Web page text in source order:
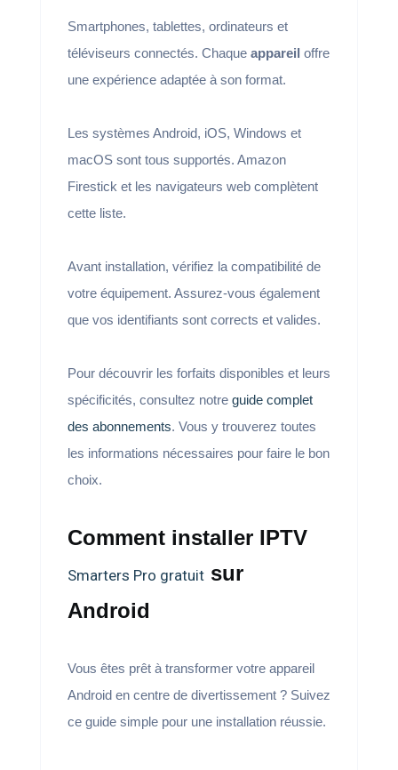
Smartphones, tablettes, ordinateurs et
téléviseurs connectés. Chaque appareil offre
une expérience adaptée à son format.
Les systèmes Android, iOS, Windows et
macOS sont tous supportés. Amazon
Firestick et les navigateurs web complètent
cette liste.
Avant installation, vérifiez la compatibilité de
votre équipement. Assurez-vous également
que vos identifiants sont corrects et valides.
Pour découvrir les forfaits disponibles et leurs
spécificités, consultez notre guide complet
des abonnements. Vous y trouverez toutes
les informations nécessaires pour faire le bon
choix.
Comment installer IPTV
Smarters Pro gratuitsur
Android
Vous êtes prêt à transformer votre appareil
Android en centre de divertissement ? Suivez
ce guide simple pour une installation réussie.